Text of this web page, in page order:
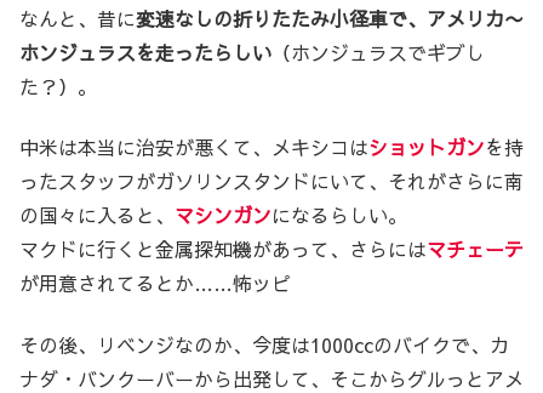
なんと、昔に変速なしの折りたたみ小径車で、アメリカ〜
ホンジュラスを走ったらしい （ホンジュラスでギブし
た？）。
中米は本当に治安が悪くて、メキシコはショットガンを持
ったスタッフがガソリンスタンドにいて、それがさらに南
の国々に入ると、 マシンガンになるらしい。
マクドに行くと金属探知機があって、さらにはマチェーテ
が用意されてるとか……怖ッピ
その後、リベンジなのか、今度は1000ccのバイクで、カ
ナダ・バンクーバーから出発して、そこからグルっとアメ